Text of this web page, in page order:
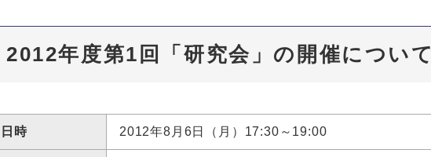
2012年度第1回「研究会」の開催について
日時 2012年8月6日（月）17:30～19:00